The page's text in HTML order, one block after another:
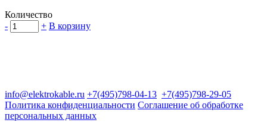
Количество
-
+ В корзину
info@elektrokable.ru +7(495)798-04-13 +7(495)798-29-05
Политика конфиденциальности Соглашение об обработке
персональных данных